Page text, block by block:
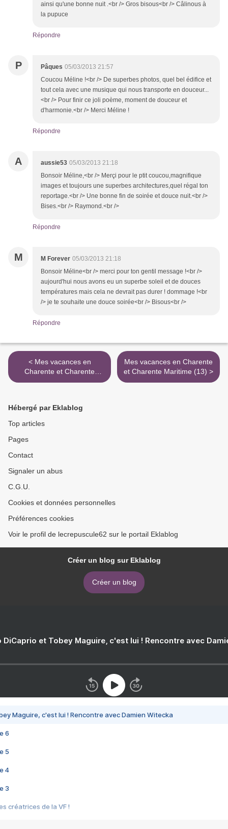
ainsi qu'une bonne nuit .<br /> Gros bisous<br /> Câlinous à
la pupuce
Répondre
P Pâques 05/03/2013 21:57
Coucou Méline !<br /> De superbes photos, quel bel édifice et
tout cela avec une musique qui nous transporte en douceur...
<br /> Pour finir ce joli poème, moment de douceur et
d'harmonie.<br /> Merci Méline !
Répondre
A aussie53 05/03/2013 21:18
Bonsoir Méline,<br /> Merçi pour le ptit coucou,magnifique
images et toujours une superbes architectures,quel régal ton
reportage.<br /> Une bonne fin de soirée et douce nuit.<br />
Bises.<br /> Raymond.<br />
Répondre
M M Forever 05/03/2013 21:18
Bonsoir Méline<br /> merci pour ton gentil message !<br />
aujourd'hui nous avons eu un superbe soleil et de douces
températures mais cela ne devrait pas durer ! dommage !<br
/> je te souhaite une douce soirée<br /> Bisous<br />
Répondre
< Mes vacances en
Charente et Charente
Maritime (11)
Mes vacances en Charente
et Charente Maritime (13) >
Hébergé par Eklablog
Top articles
Pages
Contact
Signaler un abus
C.G.U.
Cookies et données personnelles
Préférences cookies
Voir le profil de lecrepuscule62 sur le portail Eklablog
Créer un blog sur Eklablog
Créer un blog
DiCaprio et Tobey Maguire, c'est lui ! Rencontre avec
Maguire, c'est lui ! Rencontre avec Damien Witecka
6
5
4
3
créatrices de la VF !